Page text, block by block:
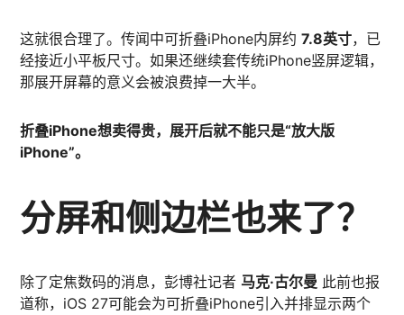
这就很合理了。传闻中可折叠iPhone内屏约7.8英寸，已
经接近小平板尺寸。如果还继续套传统iPhone竖屏逻辑，
那展开屏幕的意义会被浪费掉一大半。
折叠iPhone想卖得贵，展开后就不能只是“放大版
iPhone”。
分屏和侧边栏也来了？
除了定焦数码的消息，彭博社记者 马克·古尔曼 此前也报
道称，iOS 27可能会为可折叠iPhone引入并排显示两个